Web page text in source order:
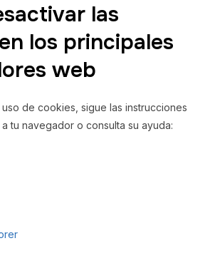
las
los principales
web
de cookies, sigue las instrucciones
tu navegador o consulta su ayuda: